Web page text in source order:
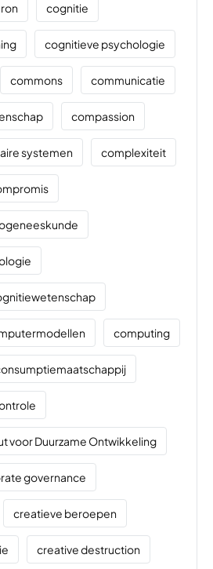
cognitie
cognitieve psychologie
commons communicatie
compassion
systemen complexiteit
computing
voor Duurzame Ontwikkeling
governance
creatieve beroepen
creative destruction